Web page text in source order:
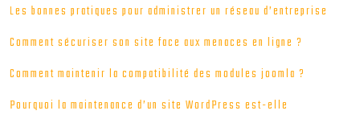
Les bonnes pratiques pour administrer un réseau d’entreprise
Comment sécuriser son site face aux menaces en ligne ?
Comment maintenir la compatibilité des modules joomla ?
Pourquoi la maintenance d’un site WordPress est-elle